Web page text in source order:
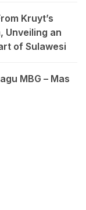
Kruyt’s
Unveiling an
of Sulawesi
MBG – Mas